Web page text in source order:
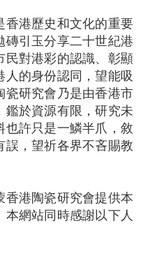
香港歷史和文化的重要
磚引玉分享二十世紀港
民對港彩的認識、彰顯
的身份認同，望能吸
瓷研究會乃是由香港市
鑑於資源有限，研究未
也許只是一鱗半爪，敘
誤，望祈各界不吝賜教
香港陶瓷研究會提供本
網站同時感謝以下人